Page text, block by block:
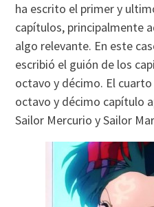
ha escrito el primer y
capítulos, principalmente
algo relevante. En este
escribió el guión de los
octavo y décimo. El
octavo y décimo capítulo
Sailor Mercurio y Sailor